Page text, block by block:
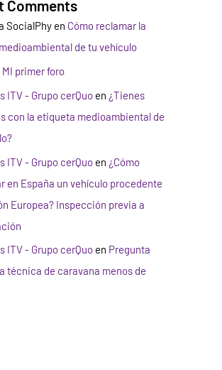
Comments
SocialPhy en Cómo reclamar la
de tu vehículo
MI primer foro
ITV - Grupo cerQuo en ¿Tienes
con la etiqueta medioambiental de
ITV - Grupo cerQuo en ¿Cómo
en España un vehículo procedente
Europea? Inspección previa a
ITV - Grupo cerQuo en Pregunta
técnica de caravana menos de